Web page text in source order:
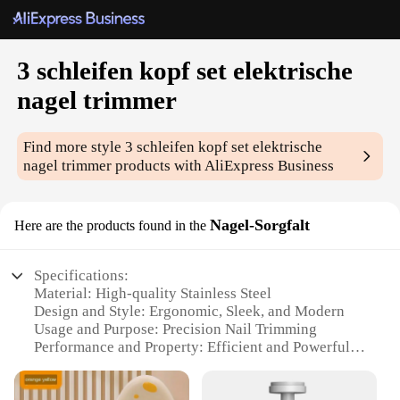
3 schleifen kopf set elektrische
nagel trimmer
Find more style3 schleifen kopf set elektrische
nagel trimmer products with AliExpress Business
Here are the products found in the Nagel-Sorgfalt
Specifications:
Material: High-quality Stainless Steel
Design and Style: Ergonomic, Sleek, and Modern
Usage and Purpose: Precision Nail Trimming
Performance and Property: Efficient and Powerful
Trimming